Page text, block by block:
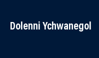
Dolenni Ychwanegol